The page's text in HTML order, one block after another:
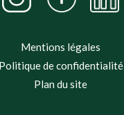
Mentions légales
Politique de confidentialité
Plan du site